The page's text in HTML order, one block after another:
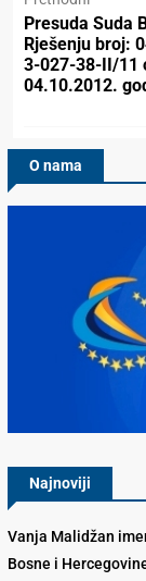
Presuda Suda
Rješenju broj:
3-027-38-II/11
04.10.2012.
O nama
Najnoviji
Vanja Malidžan
Bosne i